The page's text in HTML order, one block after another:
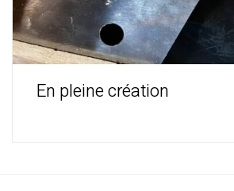
En pleine création